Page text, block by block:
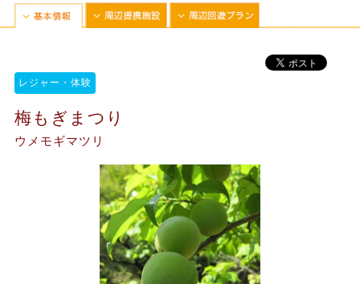
レジャー・体験
梅もぎまつり
ウメモギマツリ